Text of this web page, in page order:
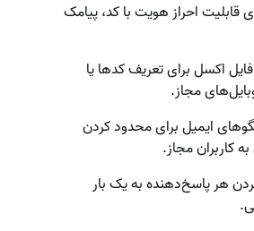
قابلیت احراز هویت با کد، پیامک
فایل اکسل برای تعریف کدها یا
مجاز.
ایمیل برای محدود کردن
کاربران مجاز.
هر پاسخ‌دهنده به یک بار